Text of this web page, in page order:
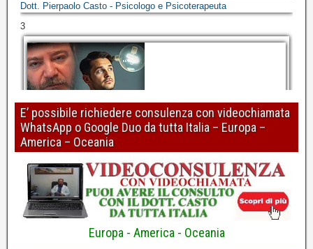
Dott. Pierpaolo Casto - Psicologo e Psicoterapeuta
3
Perdita o mancanza di erezione: risolvere riconoscendo gli errori
di ragionamento
Dott. Pierpaolo Casto - Psicologo e Psicoterapeuta
E’ possibile richiedere consulenza con videochiamata
WhatsApp o Google Duo da tutta Italia – Europa –
America – Oceania
Europa - America - Oceania